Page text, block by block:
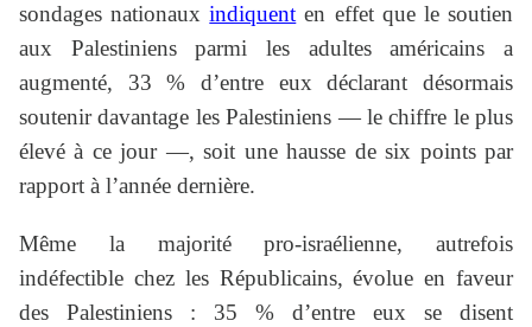
sondages nationauxindiquent en effet que le soutien
aux Palestiniens parmi les adultes américains a
augmenté, 33 % d’entre eux déclarant désormais
soutenir davantage les Palestiniens — le chiffre le plus
élevé à ce jour —, soit une hausse de six points par
rapport à l’année dernière.
Même la majorité pro-israélienne, autrefois
indéfectible chez les Républicains, évolue en faveur
des Palestiniens : 35 % d’entre eux se disent